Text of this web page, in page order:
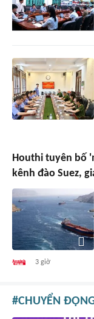
Houthi tuyên bố
kênh đào Suez,
3 giờ
CHUYỂN